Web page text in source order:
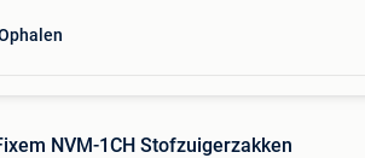
NVM-1CH Stofzuigerzakken